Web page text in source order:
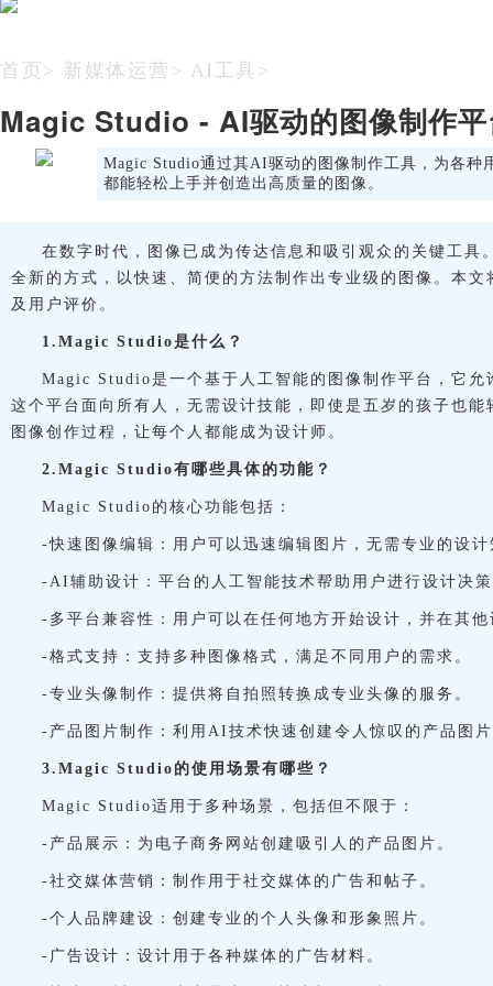
首页> 新媒体运营 > AI工具 >
Magic Studio - AI驱动的图像制作
Magic Studio通过其AI驱动的图像制作工具，为各种
都能轻松上手并创造出高质量的图像。
在数字时代，图像已成为传达信息和吸引观众的关键工
全新的方式，以快速、简便的方法制作出专业级的图像。本
及用户评价。
1.Magic Studio是什么？
Magic Studio是一个基于人工智能的图像制作平台，它
这个平台面向所有人，无需设计技能，即使是五岁的孩子也
图像创作过程，让每个人都能成为设计师。
2.Magic Studio有哪些具体的功能？
Magic Studio的核心功能包括：
-快速图像编辑：用户可以迅速编辑图片，无需专业的设
-AI辅助设计：平台的人工智能技术帮助用户进行设计决
-多平台兼容性：用户可以在任何地方开始设计，并在其
-格式支持：支持多种图像格式，满足不同用户的需求。
-专业头像制作：提供将自拍照转换成专业头像的服务。
-产品图片制作：利用AI技术快速创建令人惊叹的产品图
3.Magic Studio的使用场景有哪些？
Magic Studio适用于多种场景，包括但不限于：
-产品展示：为电子商务网站创建吸引人的产品图片。
-社交媒体营销：制作用于社交媒体的广告和帖子。
-个人品牌建设：创建专业的个人头像和形象照片。
-广告设计：设计用于各种媒体的广告材料。